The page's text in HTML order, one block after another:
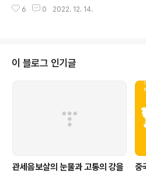
에서 이동한 것이다. 이동하다 보니 지대가 점
붙었다. 그는 툭툭을 가지고 있었다. 툭툭을 타
것이다. 툭툭에는 무려 네 명 탔다. 뒷좌석에는
6 0 2022. 12. 14.
이 블로그 인기글
관세음보살의 눈물과 고통의 강을
중